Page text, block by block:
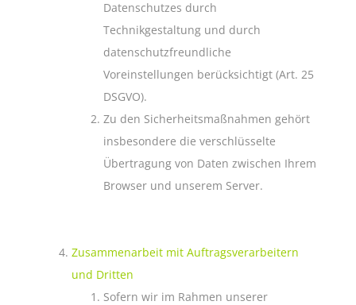
Datenschutzes durch
Technikgestaltung und durch
datenschutzfreundliche
Voreinstellungen berücksichtigt (Art. 25
DSGVO).
Zu den Sicherheitsmaßnahmen gehört
insbesondere die verschlüsselte
Übertragung von Daten zwischen Ihrem
Browser und unserem Server.
Zusammenarbeit mit Auftragsverarbeitern
und Dritten
Sofern wir im Rahmen unserer